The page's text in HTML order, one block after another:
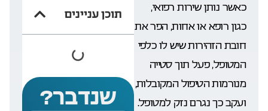
תוכן עניינים
שנדבר?
כאשר נותן שירות רפואי,
כגון רופא או אחות, הפר את
חובת הזהירות שיש לו כלפי
המטופל, פעל תוך סטייה
מנורמות הטיפול המקובלות,
ועקב כך נגרם נזק למטופל.